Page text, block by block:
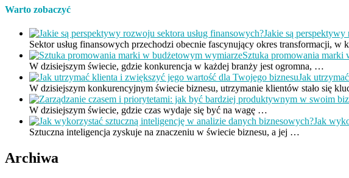
Warto zobaczyć
Jakie są
Sektor usług finansowych przechodzi obecnie fascynujący okres transformacji,
Sztuka promowania marki
W dzisiejszym świecie, gdzie konkurencja w każdej branży jest ogromna, …
Jak
W dzisiejszym konkurencyjnym świecie biznesu, utrzymanie klientów stało się
W dzisiejszym świecie, gdzie czas wydaje się być na wagę …
Jak
Sztuczna inteligencja zyskuje na znaczeniu w świecie biznesu, a jej …
Archiwa